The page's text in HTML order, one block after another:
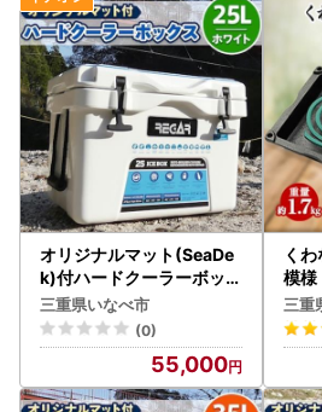
オリジナルマット(SeaDe
k)付ハードクーラーボック
ス (サイズ:25L) カラー
:ホワイト【1146652】
三重県いなべ市
(0)
55,000
く
模様
三重